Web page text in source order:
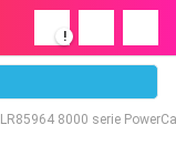
!
8000 serie